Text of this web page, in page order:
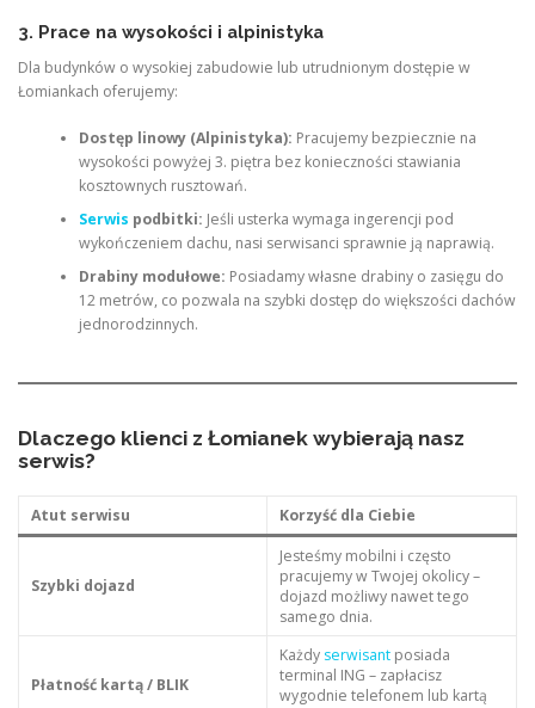
3. Prace na wysokości i alpinistyka
Dla budynków o wysokiej zabudowie lub utrudnionym dostępie w
Łomiankach oferujemy:
Dostęp linowy (Alpinistyka): Pracujemy bezpiecznie na
wysokości powyżej 3. piętra bez konieczności stawiania
kosztownych rusztowań.
Serwis podbitki: Jeśli usterka wymaga ingerencji pod
wykończeniem dachu, nasi serwisanci sprawnie ją naprawią.
Drabiny modułowe: Posiadamy własne drabiny o zasięgu do
12 metrów, co pozwala na szybki dostęp do większości dachów
jednorodzinnych.
Dlaczego klienci z Łomianek wybierają nasz
serwis?
Atut serwisu Korzyść dla Ciebie
Szybki dojazd
Jesteśmy mobilni i często
pracujemy w Twojej okolicy –
dojazd możliwy nawet tego
samego dnia.
Płatność kartą / BLIK
Każdy serwisantposiada
terminal ING – zapłacisz
wygodnie telefonem lub kartą